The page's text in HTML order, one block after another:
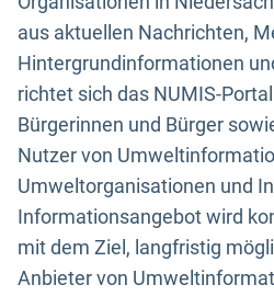
aus aktuellen Nachrichten,
Hintergrundinformationen
richtet sich das NUMIS-
Bürgerinnen und Bürger
Nutzer von
Umweltorganisationen und
Informationsangebot wird
mit dem Ziel, langfristig
Anbieter von